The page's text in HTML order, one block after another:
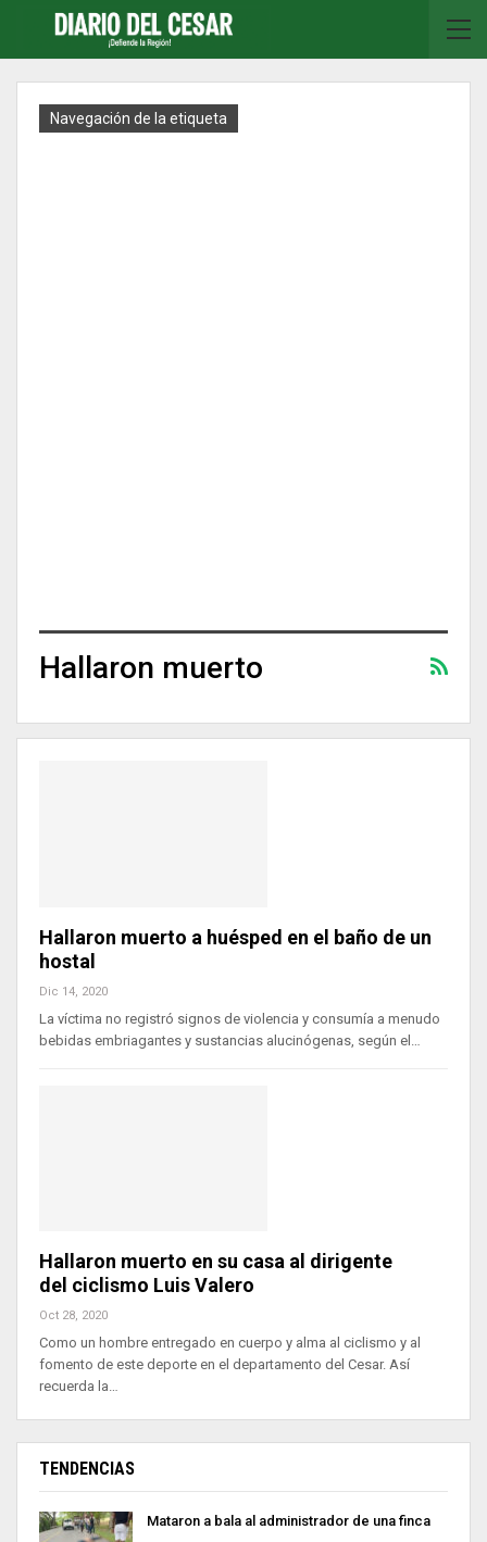
Navegación de la etiqueta
Hallaron muerto
Hallaron muerto a huésped en el baño de un
hostal
Dic 14, 2020
La víctima no registró signos de violencia y consumía a menudo
bebidas embriagantes y sustancias alucinógenas, según el…
Hallaron muerto en su casa al dirigente
del ciclismo Luis Valero
Oct 28, 2020
Como un hombre entregado en cuerpo y alma al ciclismo y al
fomento de este deporte en el departamento del Cesar. Así
recuerda la…
TENDENCIAS
Mataron a bala al administrador de una finca